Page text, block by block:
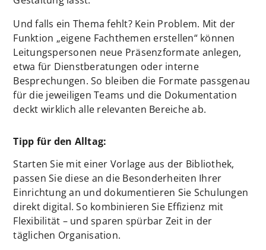
Und falls ein Thema fehlt? Kein Problem. Mit der
Funktion „eigene Fachthemen erstellen“ können
Leitungspersonen neue Präsenzformate anlegen,
etwa für Dienstberatungen oder interne
Besprechungen. So bleiben die Formate passgenau
für die jeweiligen Teams und die Dokumentation
deckt wirklich alle relevanten Bereiche ab.
Tipp für den Alltag:
Starten Sie mit einer Vorlage aus der Bibliothek,
passen Sie diese an die Besonderheiten Ihrer
Einrichtung an und dokumentieren Sie Schulungen
direkt digital. So kombinieren Sie Effizienz mit
Flexibilität – und sparen spürbar Zeit in der
täglichen Organisation.